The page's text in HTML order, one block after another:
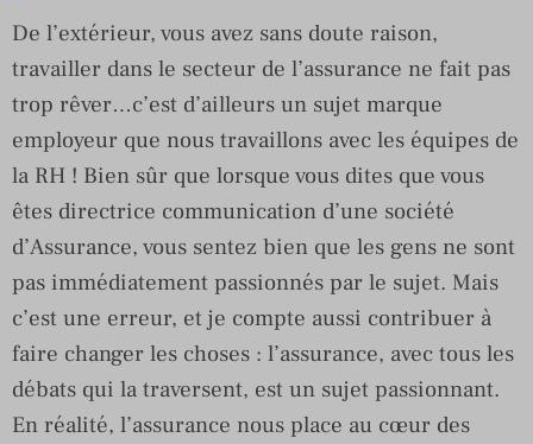
De l’extérieur, vous avez sans doute raison,
travailler dans le secteur de l’assurance ne fait pas
trop rêver…c’est d’ailleurs un sujet marque
employeur que nous travaillons avec les équipes de
la RH ! Bien sûr que lorsque vous dites que vous
êtes directrice communication d’une société
d’Assurance, vous sentez bien que les gens ne sont
pas immédiatement passionnés par le sujet. Mais
c’est une erreur, et je compte aussi contribuer à
faire changer les choses : l’assurance, avec tous les
débats qui la traversent, est un sujet passionnant.
En réalité, l’assurance nous place au cœur des